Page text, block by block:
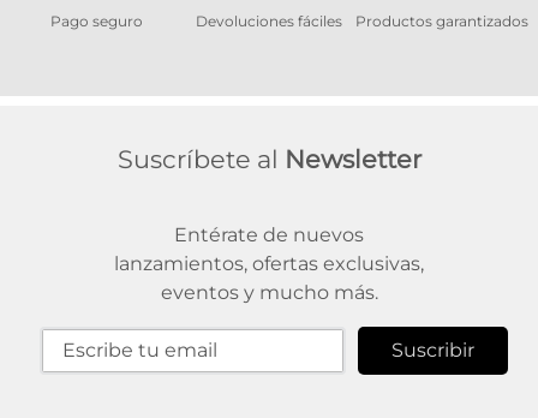
Pago seguro Devoluciones fáciles Productos garantizados
Suscríbete al Newsletter
Entérate de nuevos
lanzamientos, ofertas exclusivas,
eventos y mucho más.
Suscribir